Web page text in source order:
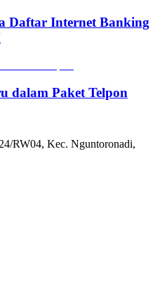
Daftar Internet Banking
dalam Paket Telpon
RW04, Kec. Nguntoronadi,